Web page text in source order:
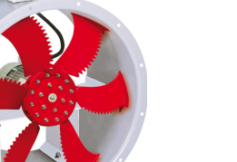
DETAILS